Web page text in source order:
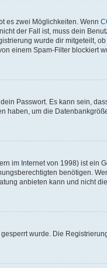
es zwei Möglichkeiten. Wenn
der Fall ist, muss dein
wurde dir mitgeteilt,
einem Spam-Filter blockiert
Passwort. Es kann sein,
um die
im Internet von 1998) ist ein
benötigen.
anbieten kann und nicht
wurde. Die